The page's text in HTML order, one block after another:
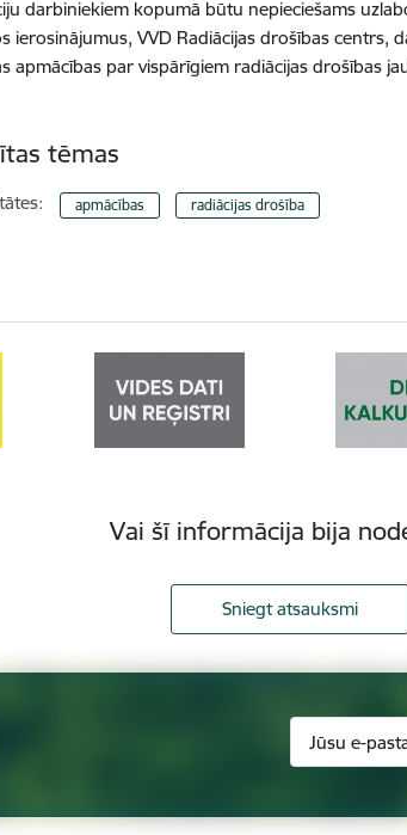
darbiniekiem kopumā būtu nepieciešams
ierosinājumus, VVD Radiācijas drošības centrs,
apmācības par vispārīgiem radiācijas drošības
tēmas
apmācības radiācijas drošība
Vai šī informācija bija
Sniegt atsauksmi